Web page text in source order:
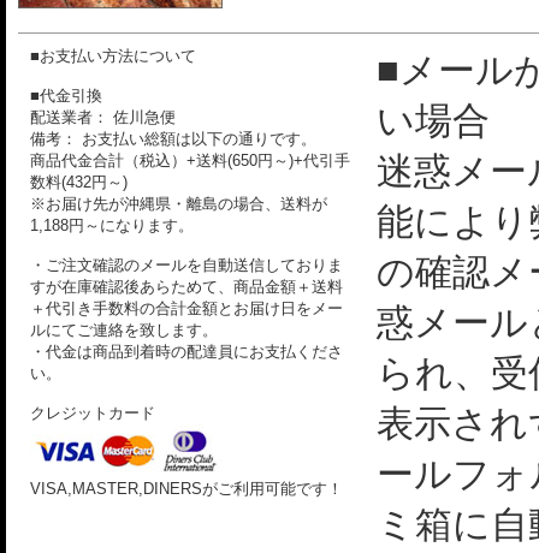
■お支払い方法について
■代金引換
配送業者： 佐川急便
備考： お支払い総額は以下の通りです。
商品代金合計（税込）+送料(650円～)+代引手
数料(432円～)
※お届け先が沖縄県・離島の場合、送料が
1,188円～になります。
・ご注文確認のメールを自動送信しておりま
すが在庫確認後あらためて、商品金額＋送料
＋代引き手数料の合計金額とお届け日をメー
ルにてご連絡を致します。
・代金は商品到着時の配達員にお支払くださ
い。
クレジットカード
VISA,MASTER,DINERSがご利用可能です！
■メール
い場合
迷惑メー
能によ
の確認
惑メー
られ、
表示さ
ールフ
ミ箱に